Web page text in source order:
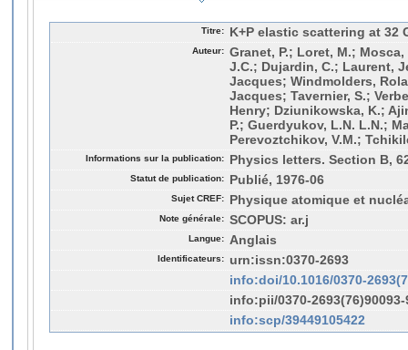
Titre: K+P elastic scattering at 32
Auteur: Granet, P.; Loret, M.;
J.C.; Dujardin, C.; Laurent,
Jacques; Windmolders,
Jacques; Tavernier, S.;
Henry; Dziunikowska, K.;
P.; Guerdyukov, L.N. L.N.;
Perevoztchikov, V.M.;
Informations sur la publication: Physics letters. Section B,
Statut de publication: Publié, 1976-06
Sujet CREF: Physique atomique et
Note générale: SCOPUS: ar.j
Langue: Anglais
Identificateurs:
urn:issn:0370-2693
info:doi/10.1016/0370-
info:pii/0370-2693(76)90093-
info:scp/39449105422